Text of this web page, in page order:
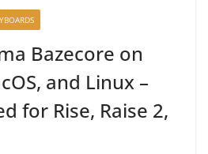
Bazecore on
and Linux –
for Rise, Raise 2,